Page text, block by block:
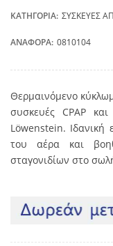
ΚΑΤΗΓΟΡΊΑ: ΣΥΣΚΕΥΈΣ
ΑΝΑΦΟΡΆ: 0810104
Θερμαινόμενο
συσκευές CPAP
Löwenstein. Ιδανική
του αέρα και
σταγονιδίων στο